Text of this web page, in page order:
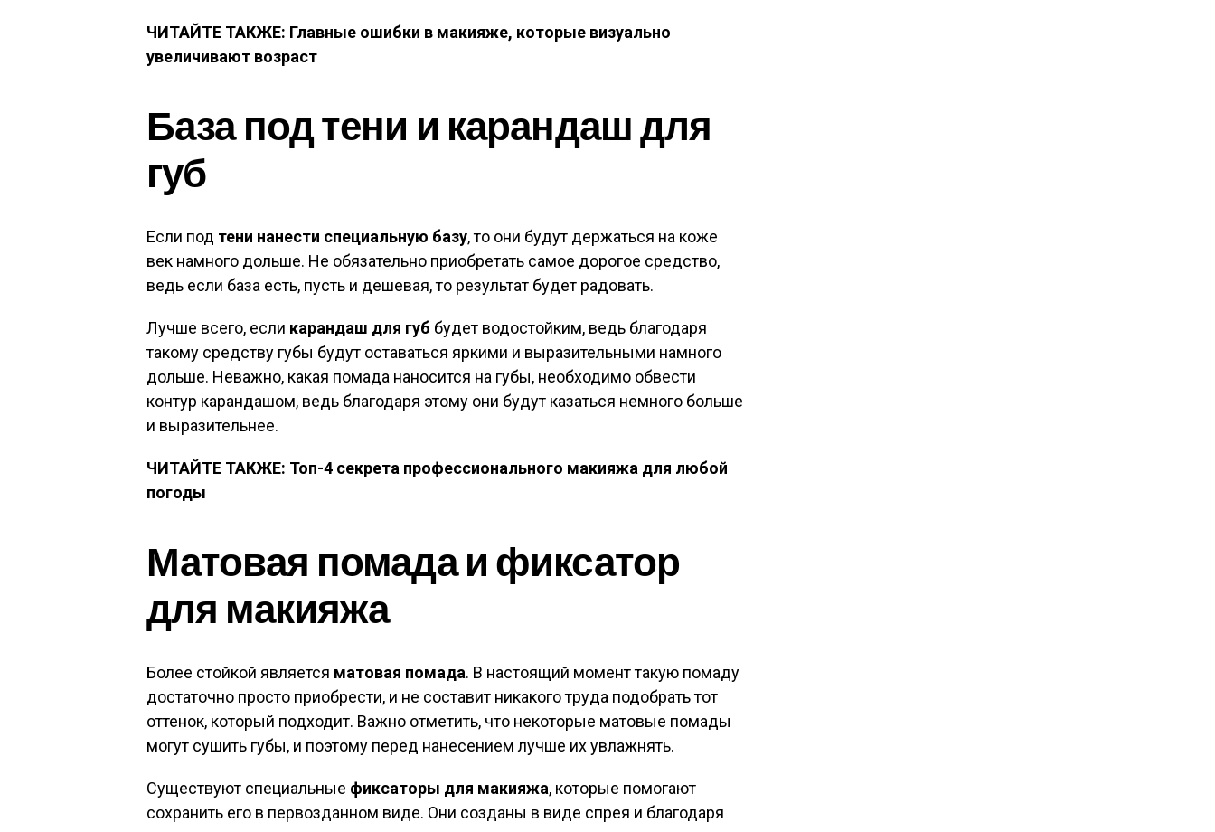
ЧИТАЙТЕ ТАКЖЕ: Главные ошибки в макияже, которые визуально
увеличивают возраст
База под тени и карандаш для
губ
Если под тени нанести специальную базу, то они будут держаться на коже
век намного дольше. Не обязательно приобретать самое дорогое средство,
ведь если база есть, пусть и дешевая, то результат будет радовать.
Лучше всего, если карандаш для губ будет водостойким, ведь благодаря
такому средству губы будут оставаться яркими и выразительными намного
дольше. Неважно, какая помада наносится на губы, необходимо обвести
контур карандашом, ведь благодаря этому они будут казаться немного больше
и выразительнее.
ЧИТАЙТЕ ТАКЖЕ: Топ-4 секрета профессионального макияжа для любой
погоды
Матовая помада и фиксатор
для макияжа
Более стойкой является матовая помада. В настоящий момент такую помаду
достаточно просто приобрести, и не составит никакого труда подобрать тот
оттенок, который подходит. Важно отметить, что некоторые матовые помады
могут сушить губы, и поэтому перед нанесением лучше их увлажнять.
Существуют специальные фиксаторы для макияжа, которые помогают
сохранить его в первозданном виде. Они созданы в виде спрея и благодаря